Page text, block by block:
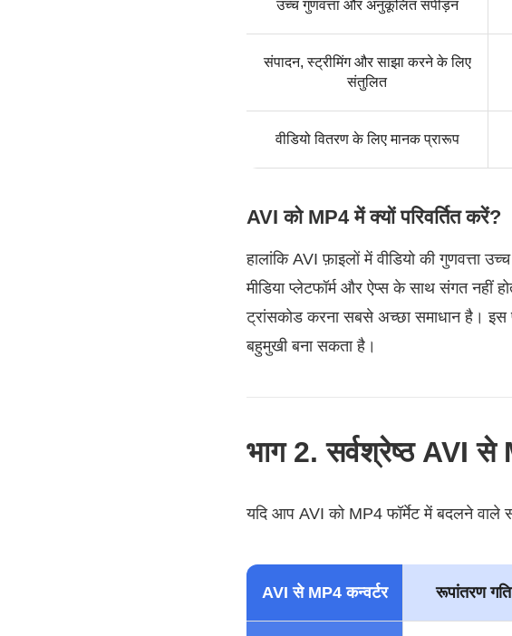
उच्च गुणवत्ता और अनुकूलित संपीड़न
संपादन, स्ट्रीमिंग और साझा करने के लिए
संतुलित
वीडियो वितरण के लिए मानक प्रारूप
AVI को MP4 में क्यों परिवर्तित करें?
हालांकि AVI फ़ाइलों में वीडियो की
मीडिया प्लेटफॉर्म और ऐप्स के साथ संगत नहीं
ट्रांसकोड करना सबसे अच्छा समाधान है।
बहुमुखी बना सकता है।
भाग 2. सर्वश्रेष्ठ AVI से
यदि आप AVI को MP4 फॉर्मेट में बदलने वाले
AVI से MP4 कन्वर्टर रूपांतरण गति